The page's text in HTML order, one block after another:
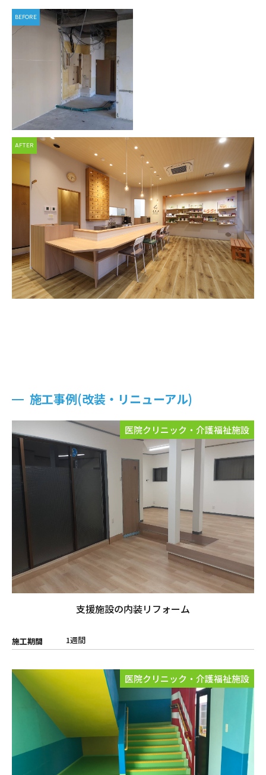
BEFORE
AFTER
施工事例(改装・リニューアル)
医院クリニック・介護福祉施設
支援施設の内装リフォーム
施工期間 1週間
医院クリニック・介護福祉施設